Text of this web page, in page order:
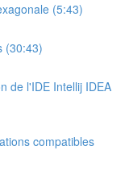
(5:43)
(30:43)
de l'IDE Intellij IDEA
compatibles